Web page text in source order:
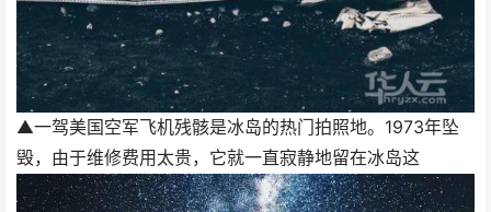
▲一驾美国空军飞机残骸是冰岛的热门拍照地。1973年坠
毁，由于维修费用太贵，它就一直寂静地留在冰岛这